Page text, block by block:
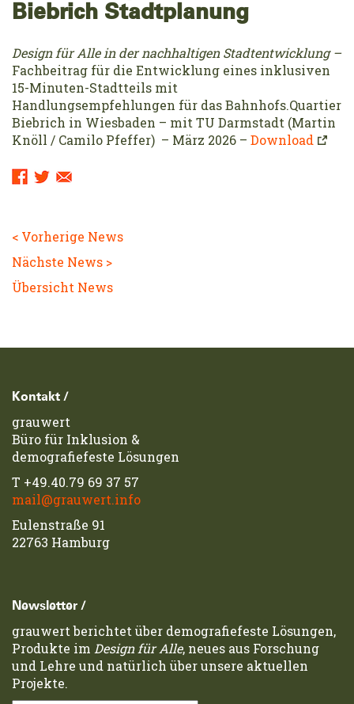
Biebrich Stadtplanung
Design für Alle in der nachhaltigen Stadtentwicklung –
Fachbeitrag für die Entwicklung eines inklusiven
15-Minuten-Stadtteils mit
Handlungsempfehlungen für das Bahnhofs.Quartier
Biebrich in Wiesbaden – mit TU Darmstadt (Martin
Knöll / Camilo Pfeffer) – März 2026 – Download
Sharing
< Vorherige News
Nächste News >
Übersicht News
Footerzeile
Kontakt /
grauwert
Büro für Inklusion &
demografiefeste Lösungen
T +49.40.79 69 37 57
mail@grauwert.info
Eulenstraße 91
22763 Hamburg
Newsletter /
grauwert berichtet über demografiefeste Lösungen,
Produkte im Design für Alle, neues aus Forschung
und Lehre und natürlich über unsere aktuellen
Projekte.